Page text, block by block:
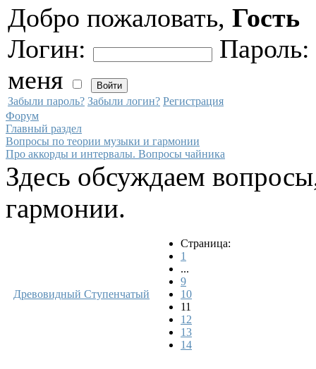
Добро пожаловать, Гость
Логин:
Пароль:
меня
Забыли пароль? Забыли логин? Регистрация
Форум
Главный раздел
Вопросы по теории музыки и гармонии
Про аккорды и интервалы. Вопросы чайника
Здесь обсуждаем
гармонии.
Древовидный Ступенчатый
Страница:
1
...
9
10
11
12
13
14